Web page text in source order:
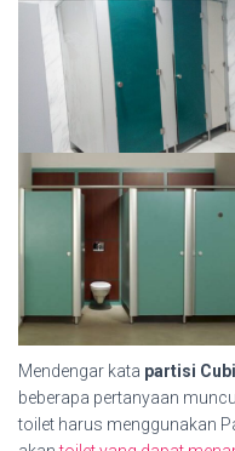
Mendengar kata partisi
beberapa pertanyaan
toilet harus menggunakan